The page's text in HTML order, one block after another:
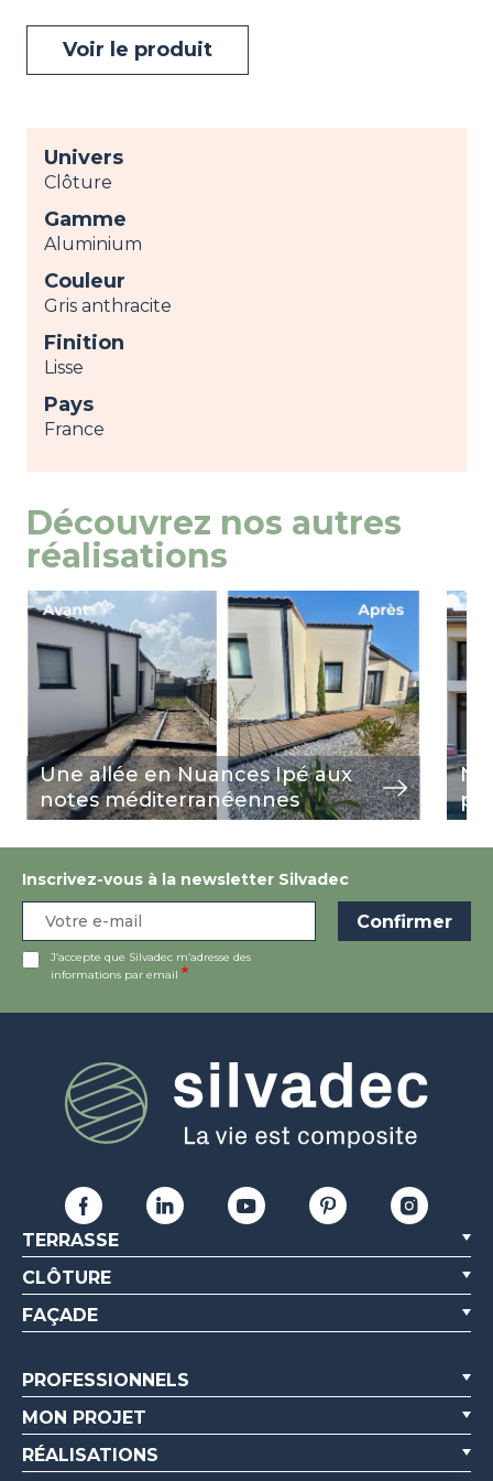
Voir le produit
Univers
Clôture
Gamme
Aluminium
Couleur
Gris anthracite
Finition
Lisse
Pays
France
Découvrez nos autres
réalisations
Une allée en Nuances Ipé aux
notes méditerranéennes
Image
view view
Inscrivez-vous à la newsletter Silvadec
J’accepte que Silvadec m’adresse des
informations par email
TERRASSE
CLÔTURE
FAÇADE
PROFESSIONNELS
MON PROJET
RÉALISATIONS